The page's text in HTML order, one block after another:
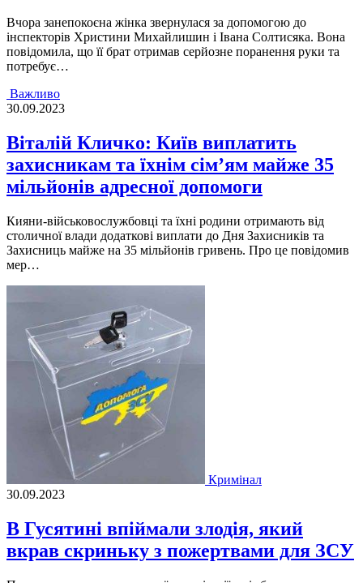
Вчора занепокоєна жінка звернулася за допомогою до
інспекторів Христини Михайлишин і Івана Солтисяка. Вона
повідомила, що її брат отримав серйозне поранення руки та
потребує…
Важливо
30.09.2023
Віталій Кличко: Київ виплатить
захисникам та їхнім сім’ям майже 35
мільйонів адресної допомоги
Кияни-вiйськовослужбовцi та їхнi родини отримають вiд
столичної влади додатковi виплати до Дня Захисникiв та
Захисниць майже на 35 мiльйонiв гривень. Про це повiдомив
мер…
Кримінал
30.09.2023
В Гусятині впіймали злодія, який
вкрав скриньку з пожертвами для ЗСУ